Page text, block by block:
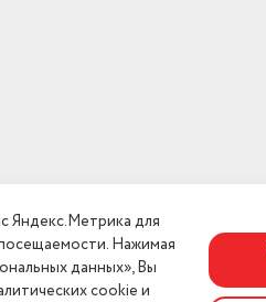
Яндекс.Метрика для
Нажимая
данных», Вы
cookie и